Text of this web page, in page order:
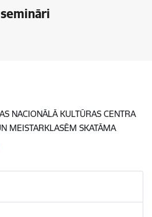
NACIONĀLĀ KULTŪRAS CENTRA
MEISTARKLASĒM SKATĀMA